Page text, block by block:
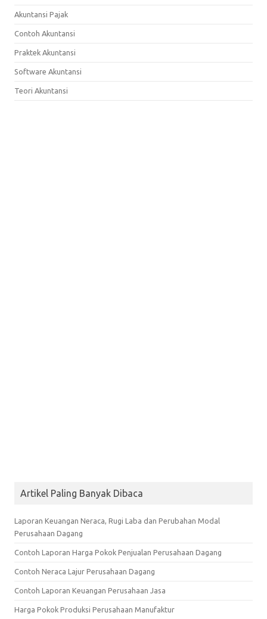
Akuntansi Pajak
Contoh Akuntansi
Praktek Akuntansi
Software Akuntansi
Teori Akuntansi
Artikel Paling Banyak Dibaca
Laporan Keuangan Neraca, Rugi Laba dan Perubahan Modal
Perusahaan Dagang
Contoh Laporan Harga Pokok Penjualan Perusahaan Dagang
Contoh Neraca Lajur Perusahaan Dagang
Contoh Laporan Keuangan Perusahaan Jasa
Harga Pokok Produksi Perusahaan Manufaktur